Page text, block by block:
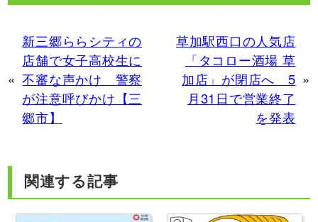
«
新三郷ららシティの
店舗で女子高校生に
不審な声かけ 警察
が注意呼びかけ【三
郷市】
草加駅西口の人気店
「タコロー酒場 草
加店」が閉店へ 5
月31日で営業終了
を発表
»
関連する記事